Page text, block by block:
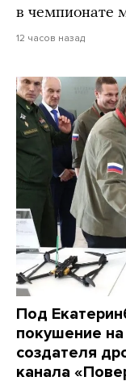
в чемпионате
12 часов назад
Под
покушение
создателя
канала